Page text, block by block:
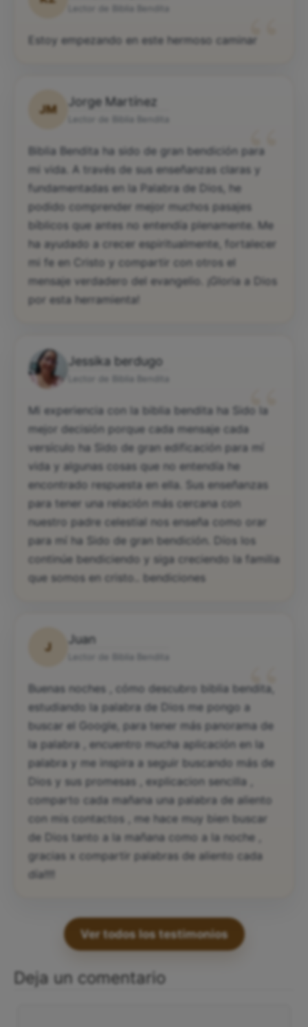
“
Estoy empezando en este hermoso caminar
JM
Jorge Martínez
“
Biblia Bendita ha sido de gran bendición para
mi vida. A través de sus enseñanzas claras y
fundamentadas en la Palabra de Dios, he
podido comprender mejor muchos pasajes
bíblicos que antes no entendía plenamente. Me
ha ayudado a crecer espiritualmente, fortalecer
mi fe en Cristo y compartir con otros el
mensaje verdadero del evangelio. ¡Gloria a Dios
por esta herramienta!
Jessika berdugo
“
Mi experiencia con la biblia bendita ha Sido la
mejor decisión porque cada mensaje cada
versículo ha Sido de gran edificación para mí
vida y algunas cosas que no entendía he
encontrado respuesta en ella. Sus enseñanzas
para tener una relación más cercana con
nuestro padre celestial nos enseña como orar
para mí ha Sido de gran bendición. Díos los
continúe bendiciendo y siga creciendo la familia
que somos en cristo.. bendiciones
J
Juan
“
Buenas noches , cómo descubro biblia bendita,
estudiando la palabra de Dios me pongo a
buscar el Google, para tener más panorama de
la palabra , encuentro mucha aplicación en la
palabra y me inspira a seguir buscando más de
Dios y sus promesas , explicacion sencilla ,
comparto cada mañana una palabra de aliento
con mis contactos , me hace muy bien buscar
de Dios tanto a la mañana como a la noche ,
gracias x compartir palabras de aliento cada
día!!!!
Ver todos los testimonios
Deja un comentario